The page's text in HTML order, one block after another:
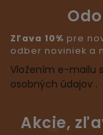
Zľava 10% pre
odber noviniek a
Vložením e-mailu
osobných údajov .
Akcie,